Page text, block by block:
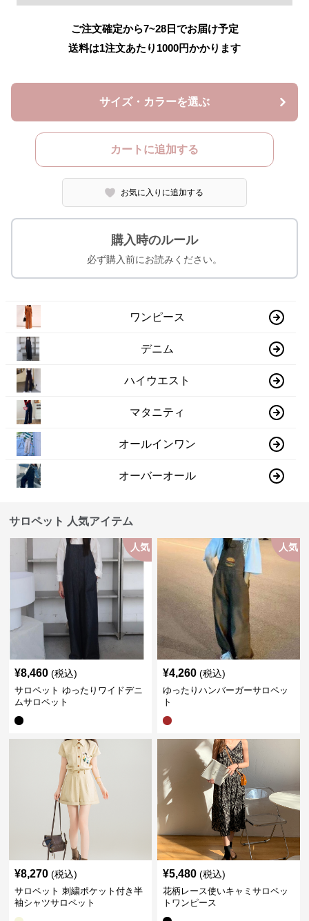
ご注文確定から7~28日でお届け予定
送料は1注文あたり 1000円かかります
サイズ・カラーを選ぶ
カートに追加する
お気に入りに追加する
購入時のルール
必ず購入前にお読みください。
ワンピース
デニム
ハイウエスト
マタニティ
オールインワン
オーバーオール
サロペット 人気アイテム
人気
¥8,460 (税込)
サロペット ゆったりワイドデニ
ムサロペット
人気
¥4,260 (税込)
ゆったりハンバーガーサロペッ
ト
¥8,270 (税込)
サロペット 刺繍ポケット付き半
袖シャツサロペット
¥5,480 (税込)
花柄レース使いキャミサロペッ
トワンピース